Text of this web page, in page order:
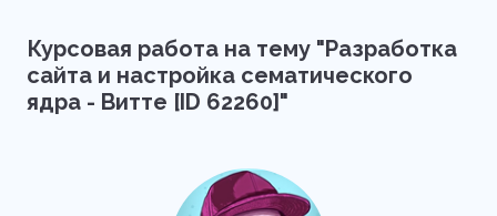
Курсовая работа на тему "Разработка
сайта и настройка сематического
ядра - Витте [ID 62260]"